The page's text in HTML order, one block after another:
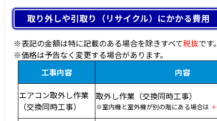
取り外しや引取り（リサイクル）にかかる費用
※表記の金額は特に記載のある場合を除きすべて税抜です
※価格は予告なく変更する場合があります。
工事内容
内容
エアコン取外し作業
（交換同時工事）
取外し作業（交換同時工事）
※室内機と室外機が別の階にある場合は